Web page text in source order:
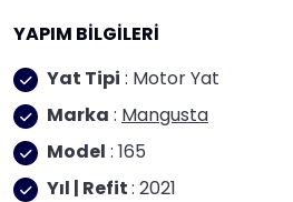
YAPIM BİLGİLERİ
Yat Tipi : Motor Yat
Marka : Mangusta
Model : 165
Yıl | Refit: 2021